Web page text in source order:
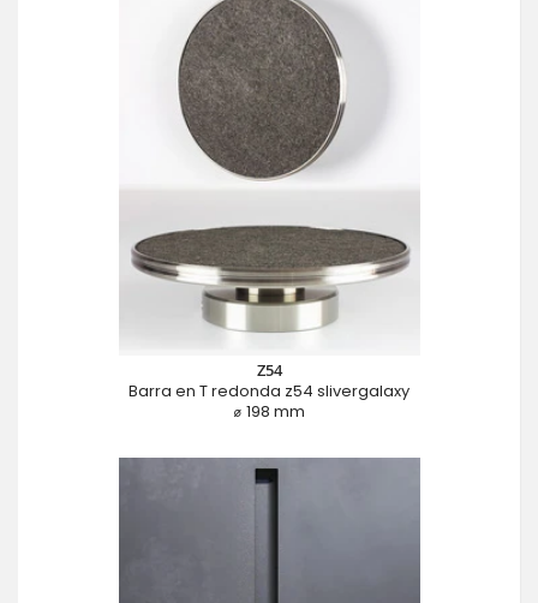
Z54
Barra en T redonda z54 slivergalaxy
⌀ 198 mm